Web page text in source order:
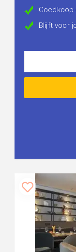
Goedkoop
Blijft voor